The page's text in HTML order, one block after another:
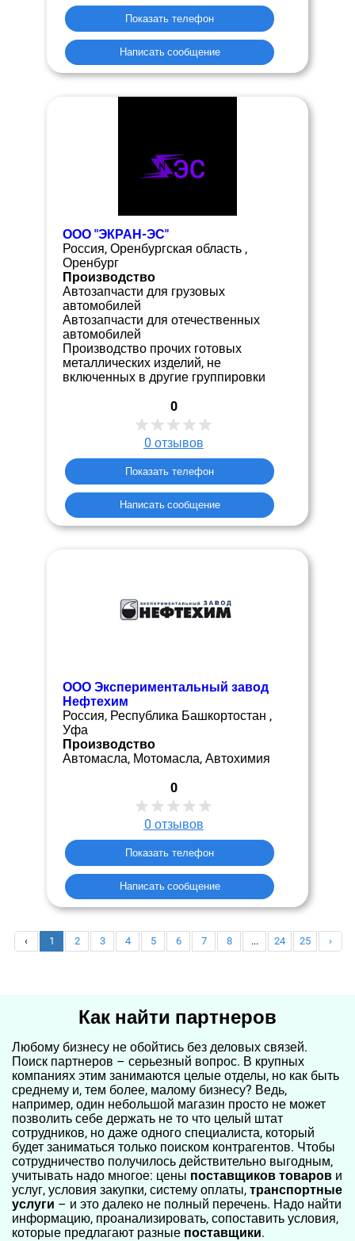
Показать телефон
Написать сообщение
ООО "ЭКРАН-ЭС"
Россия, Оренбургская область ,
Оренбург
Производство
Автозапчасти для грузовых
автомобилей
Автозапчасти для отечественных
автомобилей
Производство прочих готовых
металлических изделий, не
включенных в другие группировки
0
0 отзывов
Показать телефон
Написать сообщение
ООО Экспериментальный завод
Нефтехим
Россия, Республика Башкортостан ,
Уфа
Производство
Автомасла, Мотомасла, Автохимия
0
0 отзывов
Показать телефон
Написать сообщение
‹ 1 2 3 4 5 6 7 8 ... 24 25 ›
Как найти партнеров
Любому бизнесу не обойтись без деловых связей.
Поиск партнеров – серьезный вопрос. В крупных
компаниях этим занимаются целые отделы, но как быть
среднему и, тем более, малому бизнесу? Ведь,
например, один небольшой магазин просто не может
позволить себе держать не то что целый штат
сотрудников, но даже одного специалиста, который
будет заниматься только поиском контрагентов. Чтобы
сотрудничество получилось действительно выгодным,
учитывать надо многое: цены поставщиков товаров и
услуг, условия закупки, систему оплаты, транспортные
услуги – и это далеко не полный перечень. Надо найти
информацию, проанализировать, сопоставить условия,
которые предлагают разные поставщики.